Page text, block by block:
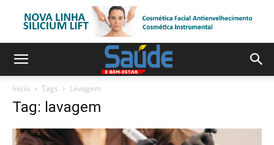
Início Tags Lavagem
Tag: lavagem